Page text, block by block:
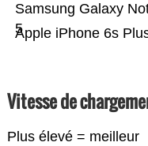
Apple iPhone 6s
Samsung Galaxy
5
Vitesse de
Plus élevé = meilleur